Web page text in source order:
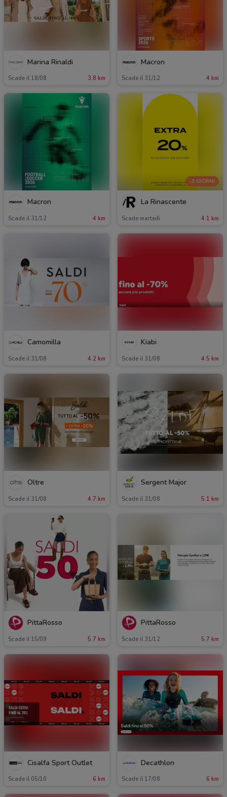
Marina Rinaldi
Scade il 18/08 3.8 km
Macron
Scade il 31/12 4 km
Macron
Scade il 31/12 4 km
-3 GIORNI
La Rinascente
Scade martedì 4.1 km
Camomilla
Scade il 31/08 4.2 km
Kiabi
Scade il 31/08 4.5 km
Oltre
Scade il 31/08 4.7 km
Sergent Major
Scade il 31/08 5.1 km
PittaRosso
Scade il 15/09 5.7 km
PittaRosso
Scade il 31/12 5.7 km
Cisalfa Sport Outlet
Scade il 05/10 6 km
Decathlon
Scade il 17/08 6 km